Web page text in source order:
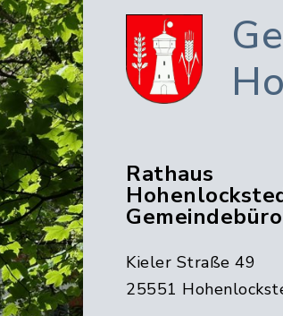
Rathaus
Gemeindebüro
Kieler Straße 49
25551